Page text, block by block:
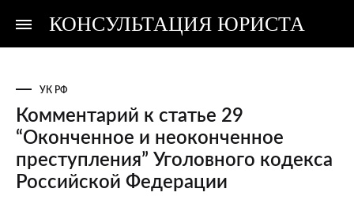
КОНСУЛЬТАЦИЯ ЮРИСТА
Консультация
Консультация
УК РФ
Комментарий к статье 29
“Оконченное и неоконченное
преступления” Уголовного кодекса
Российской Федерации